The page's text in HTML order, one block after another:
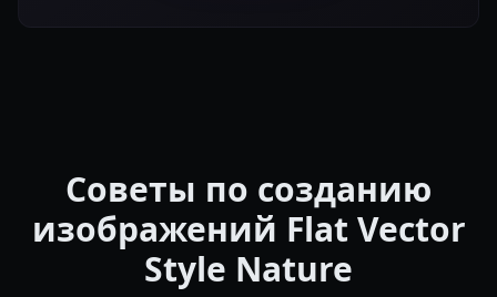
Советы по созданию
изображений Flat Vector
Style Nature